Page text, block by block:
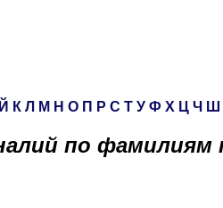
Й К Л М Н О П Р С Т У Ф Х Ц Ч Ш
по фамилиям